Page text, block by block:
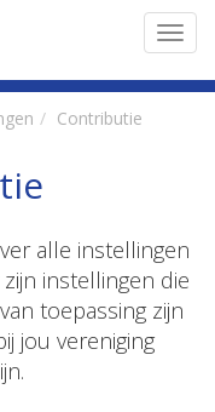
Contributie
alle instellingen
instellingen die
toepassing zijn
jou vereniging